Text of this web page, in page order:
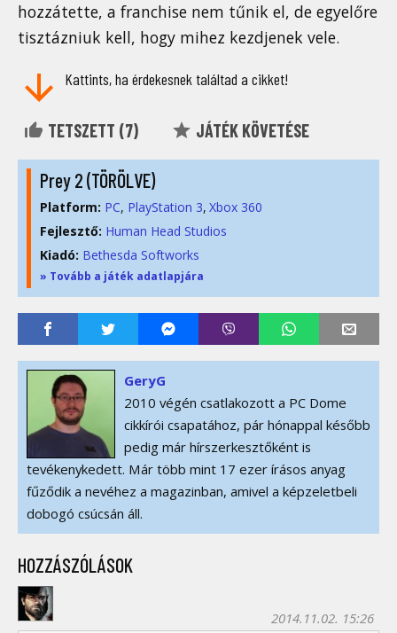
hozzátette, a franchise nem tűnik el, de egyelőre
tisztázniuk kell, hogy mihez kezdjenek vele.
Kattints, ha érdekesnek találtad a cikket!
TETSZETT (7) JÁTÉK KÖVETÉSE
Prey 2 (TÖRÖLVE)
Platform: PC PlayStation 3 Xbox 360
Fejlesztő: Human Head Studios
Kiadó: Bethesda Softworks
» Tovább a játék adatlapjára
GeryG
2010 végén csatlakozott a PC Dome
cikkírói csapatához, pár hónappal később
pedig már hírszerkesztőként is
tevékenykedett. Már több mint 17 ezer írásos anyag
fűződik a nevéhez a magazinban, amivel a képzeletbeli
dobogó csúcsán áll.
HOZZÁSZÓLÁSOK
2014.11.02. 15:26